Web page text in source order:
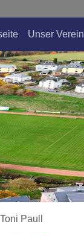
Unser Verein
Toni Paull